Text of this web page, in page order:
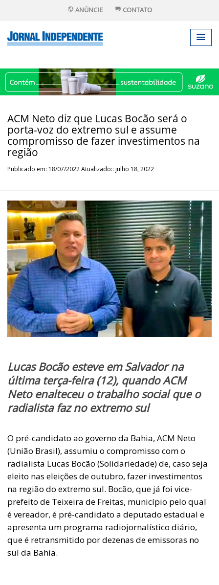
ANÚNCIE CONTATO
ACM Neto diz que Lucas Bocão será o
porta-voz do extremo sul e assume
compromisso de fazer investimentos na
região
Publicado em: 18/07/2022 Atualizado:: julho 18, 2022
Lucas Bocão esteve em Salvador na
última terça-feira (12), quando ACM
Neto enalteceu o trabalho social que o
radialista faz no extremo sul
O pré-candidato ao governo da Bahia, ACM Neto
(União Brasil), assumiu o compromisso com o
radialista Lucas Bocão (Solidariedade) de, caso seja
eleito nas eleições de outubro, fazer investimentos
na região do extremo sul. Bocão, que já foi vice-
prefeito de Teixeira de Freitas, município pelo qual
é vereador, é pré-candidato a deputado estadual e
apresenta um programa radiojornalístico diário,
que é retransmitido por dezenas de emissoras no
sul da Bahia.